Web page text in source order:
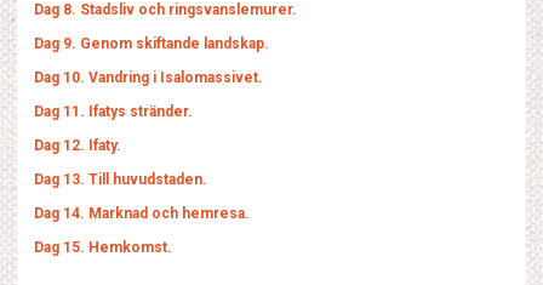
Dag 8. Stadsliv och ringsvanslemurer.
Dag 9. Genom skiftande landskap.
Dag 10. Vandring i Isalomassivet.
Dag 11. Ifatys stränder.
Dag 12. Ifaty.
Dag 13. Till huvudstaden.
Dag 14. Marknad och hemresa.
Dag 15. Hemkomst.